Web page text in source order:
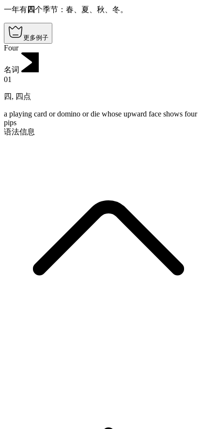
一年有四个季节：春、夏、秋、冬。
更多例子
Four
名词
01
四, 四点
a playing card or domino or die whose upward face shows four
pips
语法信息